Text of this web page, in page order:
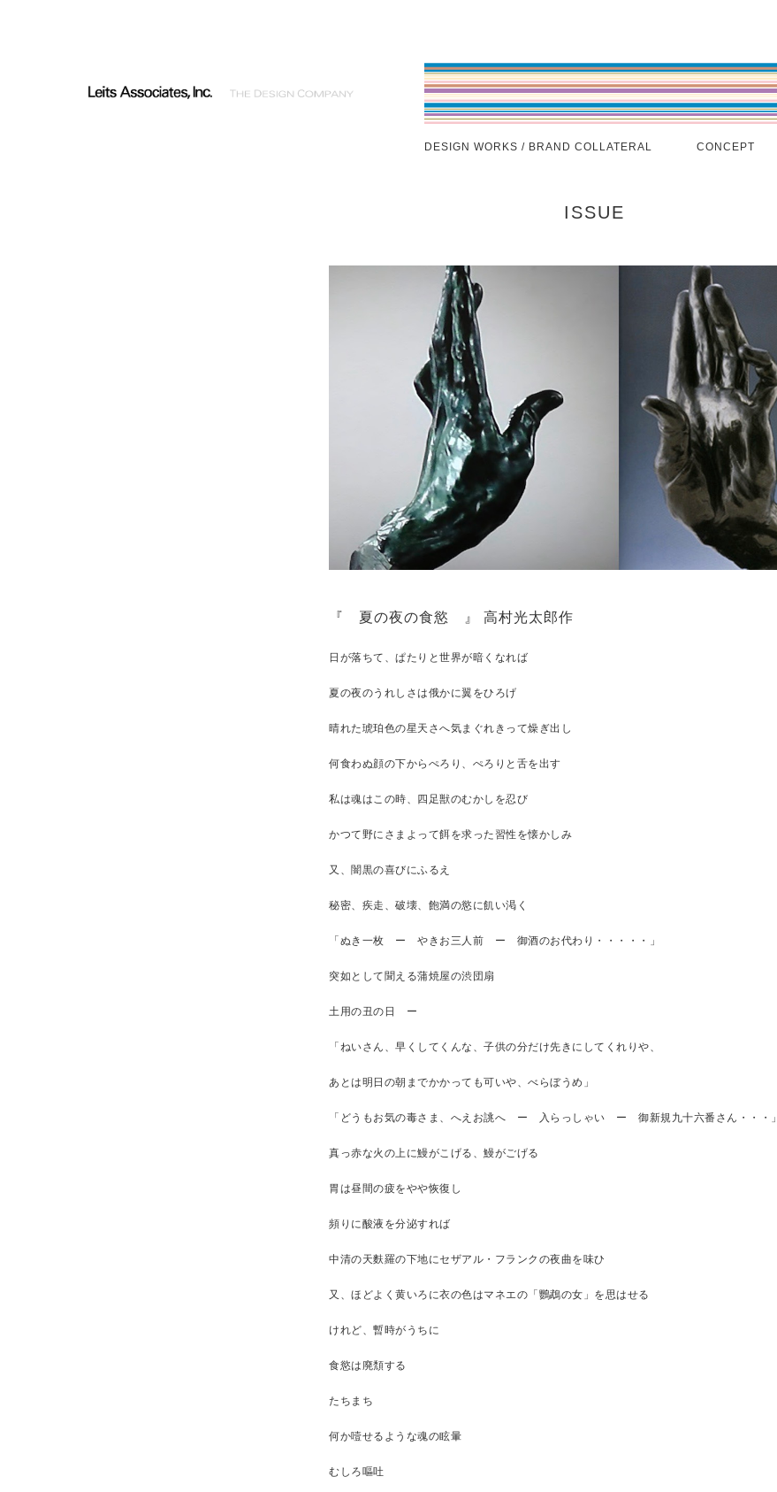
DESIGN WORKS / BRAND COLLATERAL CONCEPT
ISSUE
『 夏の夜の食慾 』 高村光太郎作
日が落ちて、ぱたりと世界が暗くなれば
夏の夜のうれしさは俄かに翼をひろげ
晴れた琥珀色の星天さへ気まぐれきって燥ぎ出し
何食わぬ顔の下からぺろり、ぺろりと舌を出す
私は魂はこの時、四足獣のむかしを忍び
かつて野にさまよって餌を求った習性を懐かしみ
又、闇黒の喜びにふるえ
秘密、疾走、破壊、飽満の慾に飢い渇く
「ぬき一枚 ー やきお三人前 ー 御酒のお代わり・・・・・」
突如として聞える蒲焼屋の渋団扇
土用の丑の日 ー
「ねいさん、早くしてくんな、子供の分だけ先きにしてくれりや、
あとは明日の朝までかかっても可いや、べらぼうめ」
「どうもお気の毒さま、へえお誂へ ー 入らっしゃい ー 御新規九十六番さん・・・」
真っ赤な火の上に鰻がこげる、鰻がごげる
胃は昼間の疲をやや恢復し
頻りに酸液を分泌すれば
中清の天麩羅の下地にセザアル・フランクの夜曲を味ひ
又、ほどよく黄いろに衣の色はマネエの「鸚鵡の女」を思はせる
けれど、暫時がうちに
食慾は廃頽する
たちまち
何か噎せるような魂の眩暈
むしろ嘔吐